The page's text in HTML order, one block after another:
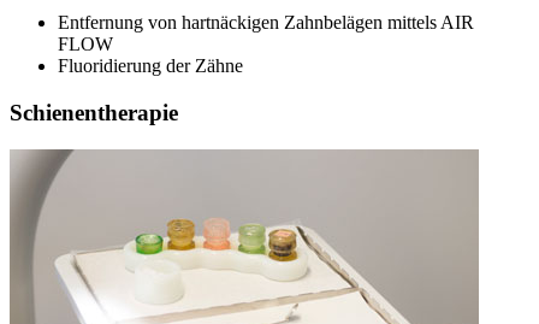
Entfernung von hartnäckigen Zahnbelägen mittels AIR
FLOW
Fluoridierung der Zähne
Schienentherapie